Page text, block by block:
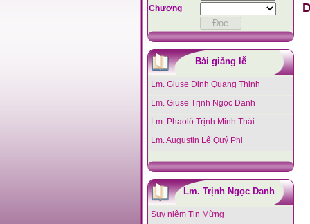
Chương
Bài giảng lễ
Lm. Giuse Đinh Quang Thịnh
Lm. Giuse Trịnh Ngọc Danh
Lm. Phaolô Trịnh Minh Thái
Lm. Augustin Lê Quý Phi
Lm. Trịnh Ngọc Danh
Suy niệm Tin Mừng